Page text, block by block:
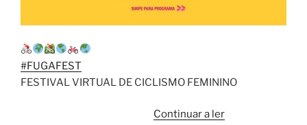
#FUGAFEST
FESTIVAL VIRTUAL DE CICLISMO FEMININO
Continuar a ler“Mais